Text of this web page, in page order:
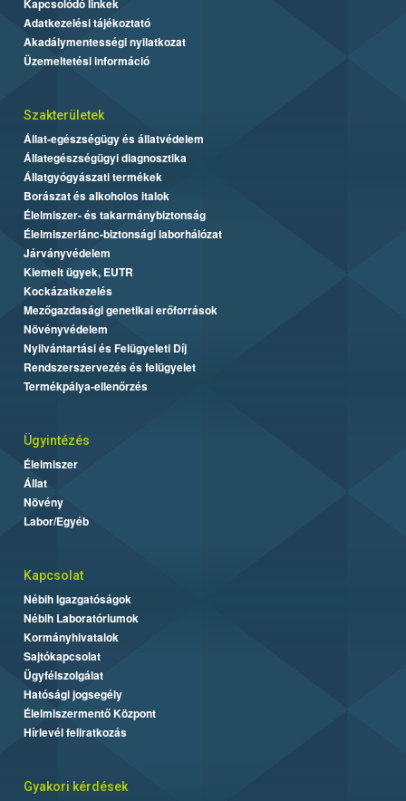
Kapcsolódó linkek
Adatkezelési tájékoztató
Akadálymentességi nyilatkozat
Üzemeltetési információ
Szakterületek
Állat-egészségügy és állatvédelem
Állategészségügyi diagnosztika
Állatgyógyászati termékek
Borászat és alkoholos italok
Élelmiszer- és takarmánybiztonság
Élelmiszerlánc-biztonsági laborhálózat
Járványvédelem
Kiemelt ügyek, EUTR
Kockázatkezelés
Mezőgazdasági genetikai erőforrások
Növényvédelem
Nyilvántartási és Felügyeleti Díj
Rendszerszervezés és felügyelet
Termékpálya-ellenőrzés
Ügyintézés
Élelmiszer
Állat
Növény
Labor/Egyéb
Kapcsolat
Nébih Igazgatóságok
Nébih Laboratóriumok
Kormányhivatalok
Sajtókapcsolat
Ügyfélszolgálat
Hatósági jogsegély
Élelmiszermentő Központ
Hírlevél feliratkozás
Gyakori kérdések